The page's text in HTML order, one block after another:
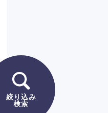
絞り込み
検索